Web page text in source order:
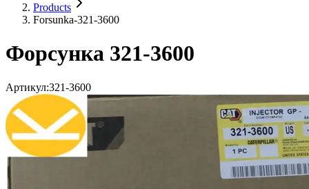
Products
Forsunka-321-3600
Форсунка 321-3600
Артикул:321-3600